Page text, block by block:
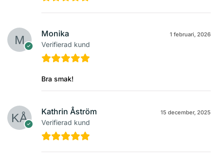
Monika
Verifierad kund
1 februari, 2026
Bra smak!
Kathrin Åström
Verifierad kund
15 december, 2025